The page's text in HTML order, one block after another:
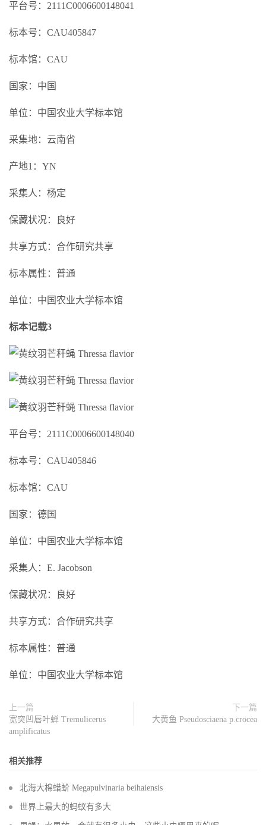
平台号：2111C0006600148041
标本号：CAU405847
标本馆：CAU
国家：中国
单位：中国农业大学标本馆
采集地：云南省
产地1：YN
采集人：杨定
保藏状况：良好
共享方式：合作研究共享
标本属性：普通
单位：中国农业大学标本馆
标本记载3
平台号：2111C0006600148040
标本号：CAU405846
标本馆：CAU
国家：德国
单位：中国农业大学标本馆
采集人：E. Jacobson
保藏状况：良好
共享方式：合作研究共享
标本属性：普通
单位：中国农业大学标本馆
上一篇
宽突凹唇叶蝉 Tremulicerus
amplificatus
下一篇
大黄鱼 Pseudosciaena p.crocea
相关推荐
北海大棉蜡蚧 Megapulvinaria beihaiensis
世界上最大的蚂蚁有多大